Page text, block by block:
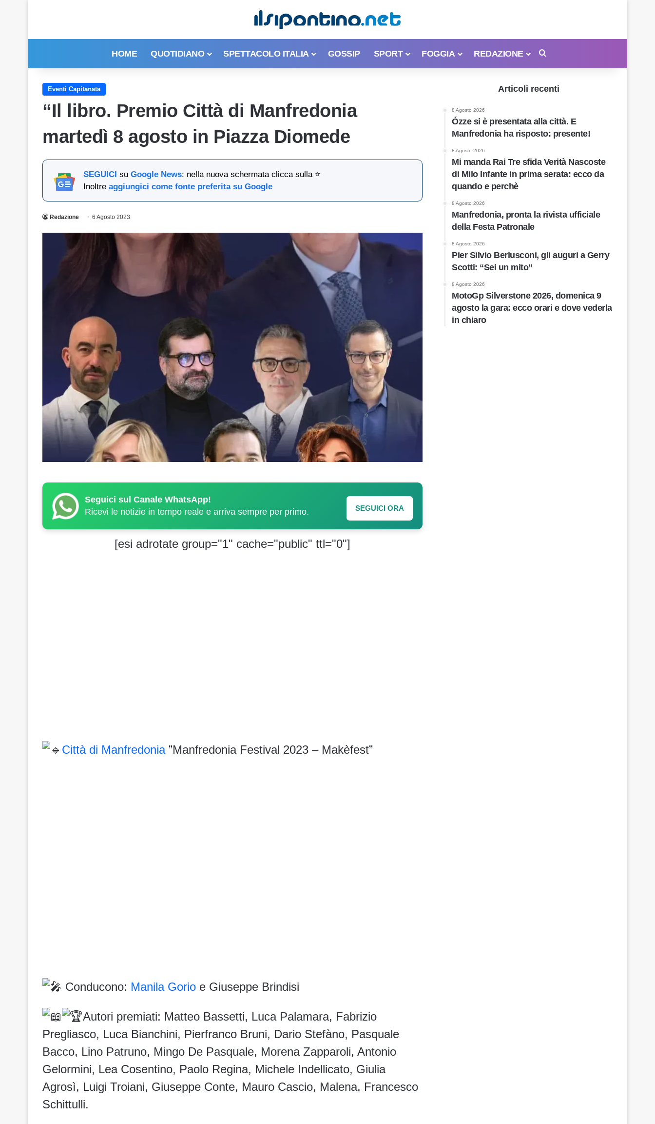
HOME QUOTIDIANO SPETTACOLO ITALIA GOSSIP SPORT FOGGIA REDAZIONE
Eventi Capitanata
“Il libro. Premio Città di Manfredonia
martedì 8 agosto in Piazza Diomede
SEGUICI su Google News: nella nuova schermata clicca sulla ⭐
Inoltre aggiungici come fonte preferita su Google
Redazione 6 Agosto 2023
Seguici sul Canale WhatsApp!
Ricevi le notizie in tempo reale e arriva sempre per primo.
SEGUICI ORA
[esi adrotate group="1" cache="public" ttl="0"]
Città di Manfredonia”Manfredonia Festival 2023 – Makèfest”
Conducono: Manila Gorio e Giuseppe Brindisi
Autori premiati: Matteo Bassetti, Luca Palamara, Fabrizio
Pregliasco, Luca Bianchini, Pierfranco Bruni, Dario Stefàno, Pasquale
Bacco, Lino Patruno, Mingo De Pasquale, Morena Zapparoli, Antonio
Gelormini, Lea Cosentino, Paolo Regina, Michele Indellicato, Giulia
Agrosì, Luigi Troiani, Giuseppe Conte, Mauro Cascio, Malena, Francesco
Schittulli.
Articoli recenti
8 Agosto 2026
Ózze si è presentata alla città. E
Manfredonia ha risposto: presente!
8 Agosto 2026
Mi manda Rai Tre sfida Verità Nascoste
di Milo Infante in prima serata: ecco da
quando e perchè
8 Agosto 2026
Manfredonia, pronta la rivista ufficiale
della Festa Patronale
8 Agosto 2026
Pier Silvio Berlusconi, gli auguri a Gerry
Scotti: “Sei un mito”
8 Agosto 2026
MotoGp Silverstone 2026, domenica 9
agosto la gara: ecco orari e dove vederla
in chiaro